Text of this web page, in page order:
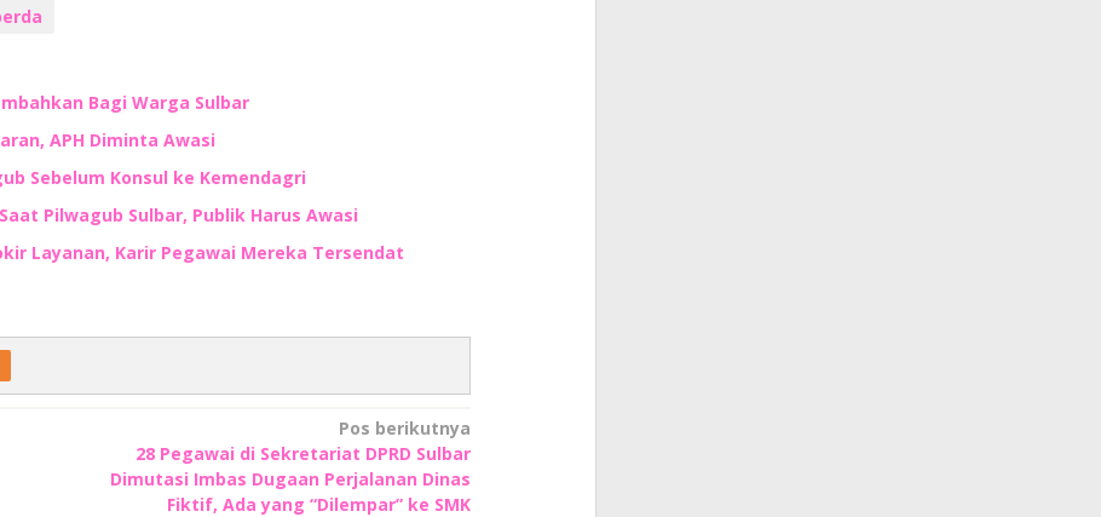
Bagi Warga Sulbar
APH Diminta Awasi
Sebelum Konsul ke Kemendagri
Pilwagub Sulbar, Publik Harus Awasi
Layanan, Karir Pegawai Mereka Tersendat
Pos berikutnya
28 Pegawai di Sekretariat DPRD Sulbar
Dimutasi Imbas Dugaan Perjalanan Dinas
Fiktif, Ada yang “Dilempar” ke SMK